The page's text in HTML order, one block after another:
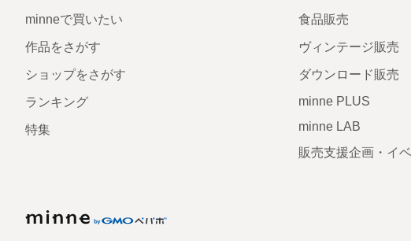
minneで買いたい
作品をさがす
ショップをさがす
ランキング
特集
食品販売
ヴィンテージ販売
ダウンロード販売
minne PLUS
minne LAB
販売支援企画・イ